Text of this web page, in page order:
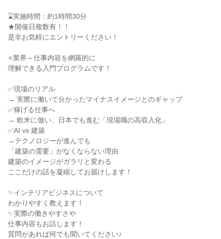
⌛実施時間：約1時間30分
★開催日複数有！！
是非お気軽にエントリーください！
⭐業界～仕事内容を網羅的に
理解できる入門プログラムです！
✅現場のリアル
→ 実際に働いて分かったマイナスイメージとのギャップ
✅稼げる仕事へ
→ 欧米に倣い、日本でも進む「現場職の高収入化」
✅AI vs 建築
→テクノロジーが進んでも
「建築の需要」がなくならない理由
建築のイメージがガラリと変わる
ここだけの話を凝縮してお届けします！
✨インテリアビジネスについて
わかりやすく教えます！
✨実際の働きやすさや
仕事内容もお話します！
質問があれば何でも聞いてください♪